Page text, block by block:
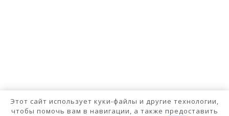
Этот сайт использует куки-файлы и другие технологии,
чтобы помочь вам в навигации, а также предоставить